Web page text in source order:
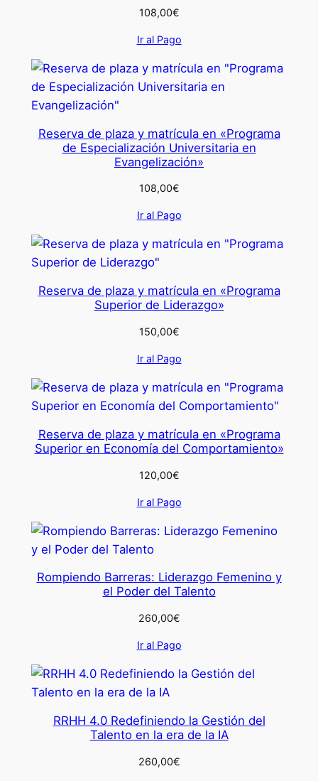
108,00€
Ir al Pago
Reserva de plaza y matrícula en «Programa
de Especialización Universitaria en
Evangelización»
108,00€
Ir al Pago
Reserva de plaza y matrícula en «Programa
Superior de Liderazgo»
150,00€
Ir al Pago
Reserva de plaza y matrícula en «Programa
Superior en Economía del Comportamiento»
120,00€
Ir al Pago
Rompiendo Barreras: Liderazgo Femenino y
el Poder del Talento
260,00€
Ir al Pago
RRHH 4.0 Redefiniendo la Gestión del
Talento en la era de la IA
260,00€